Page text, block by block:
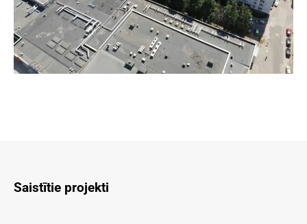
Saistītie projekti